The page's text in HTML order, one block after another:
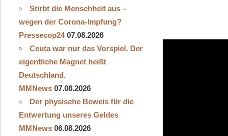
Stirbt die Menschheit aus –
wegen der Corona-Impfung?
Pressecop24 07.08.2026
Ceuta war nur das Vorspiel. Der
eigentliche Magnet heißt
Deutschland.
MMNews 07.08.2026
Der physische Beweis für die
Entwertung unseres Geldes
MMNews 06.08.2026